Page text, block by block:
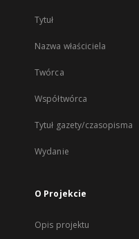
Tytuł
Nazwa właściciela
Twórca
Współtwórca
Tytuł gazety/czasopisma
Wydanie
O Projekcie
Opis projektu